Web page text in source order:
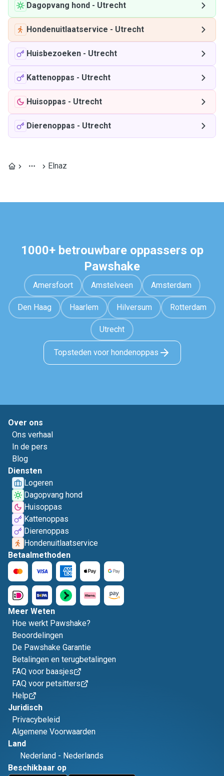
Dagopvang hond - Utrecht
Hondenuitlaatservice - Utrecht
Huisbezoeken - Utrecht
Kattenoppas - Utrecht
Huisoppas - Utrecht
Dierenoppas - Utrecht
Elnaz
1000+ betrouwbare oppassers op
Pawshake
Amersfoort Amstelveen Amsterdam
Den Haag Haarlem Hilversum Rotterdam
Utrecht
Topsteden voor hondenoppas
Over ons
Ons verhaal
In de pers
Blog
Diensten
Logeren
Dagopvang hond
Huisoppas
Kattenoppas
Dierenoppas
Hondenuitlaatservice
Betaalmethoden
Meer Weten
Hoe werkt Pawshake?
Beoordelingen
De Pawshake Garantie
Betalingen en terugbetalingen
FAQ voor baasjes
FAQ voor petsitters
Help
Juridisch
Privacybeleid
Algemene Voorwaarden
Land
Nederland - Nederlands
Beschikbaar op